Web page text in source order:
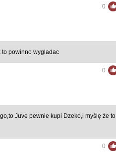
0
to powinno wygladac
0
Juve pewnie kupi Dzeko,i myślę że to
0